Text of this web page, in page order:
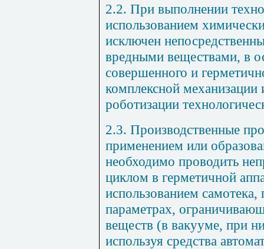
2.2. При выполнении
использованием
исключен
вредными веществами, в
совершенного и
комплексной механизации
роботизации
2.3. Производственные
применением или
необходимо проводить
циклом в герметичной
использованием
параметрах,
веществ (в вакууме, при
используя средства